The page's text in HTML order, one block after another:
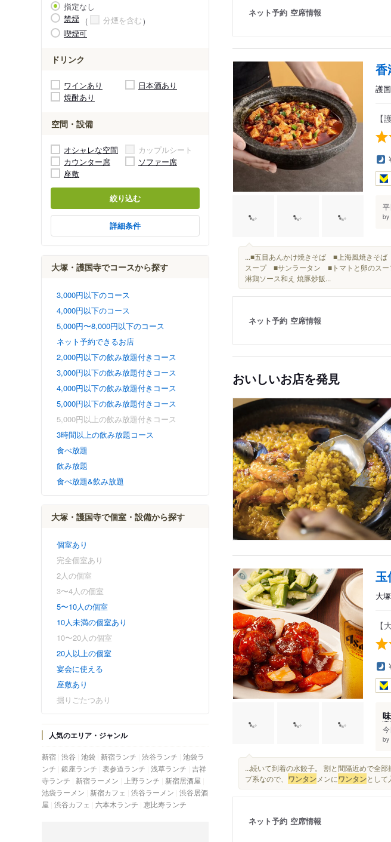
指定なし
禁煙
分煙を含む
喫煙可
ドリンク
ワインあり
日本酒あり
焼酎あり
空間・設備
オシャレな空間
カップルシート
カウンター席
ソファー席
座敷
絞り込む
詳細条件
大塚・護国寺でコースから探す
3,000円以下のコース
4,000円以下のコース
5,000円〜8,000円以下のコース
ネット予約できるお店
2,000円以下の飲み放題付きコース
3,000円以下の飲み放題付きコース
4,000円以下の飲み放題付きコース
5,000円以下の飲み放題付きコース
5,000円以上の飲み放題付きコース
3時間以上の飲み放題コース
食べ放題
飲み放題
食べ放題&飲み放題
大塚・護国寺で個室・設備から探す
個室あり
完全個室あり
2人の個室
3〜4人の個室
5〜10人の個室
10人未満の個室あり
10〜20人の個室
20人以上の個室
宴会に使える
座敷あり
掘りごたつあり
人気のエリア・ジャンル
新宿 渋谷 池袋 新宿ランチ 渋谷ランチ 池袋ラ
ンチ 銀座ランチ 表参道ランチ 浅草ランチ 吉祥
寺ランチ
新宿ラーメン 上野ランチ
新宿居酒屋
池袋ラーメン
新宿カフェ 渋谷ラーメン 渋谷居酒
屋 渋谷カフェ 六本木ランチ 恵比寿ランチ
ネット予約 空席情報
香
護
【
by
...■五目あんかけ焼きそば ■上海風焼きそ
スープ ■サンラータン ■トマトと卵のスー
淋鶏ソース和え 焼豚炒飯...
ネット予約 空席情報
おいしいお店を発見
玉
大
【
by
...続いて到着の水餃子。 割と間隔近めで全
プ系なので、 ワンタンメンにワンタンとして
ネット予約 空席情報